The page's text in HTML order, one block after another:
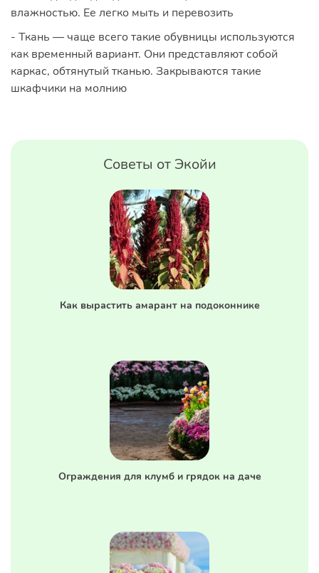
влажностью. Ее легко мыть и перевозить
- Ткань — чаще всего такие обувницы используются
как временный вариант. Они представляют собой
каркас, обтянутый тканью. Закрываются такие
шкафчики на молнию
Советы от Экойи
Как вырастить амарант на подоконнике
Ограждения для клумб и грядок на даче